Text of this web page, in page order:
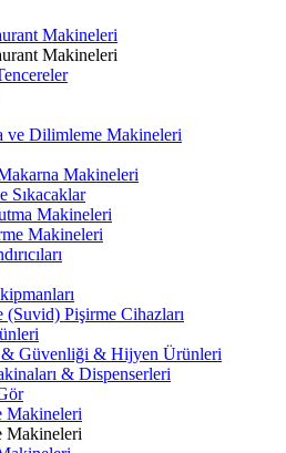
Makineleri
Makineleri
ve Dilimleme Makineleri
Makineleri
Sıkacaklar
Makineleri
Makineleri
(Suvid) Pişirme Cihazları
& Güvenliği & Hijyen Ürünleri
& Dispenserleri
Makineleri
Makineleri